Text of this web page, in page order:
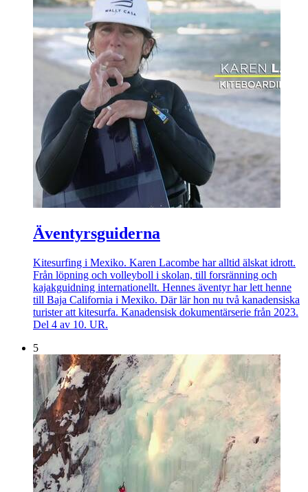
Äventyrsguiderna
Kitesurfing i Mexiko. Karen Lacombe har alltid älskat idrott.
Från löpning och volleyboll i skolan, till forsränning och
kajakguidning internationellt. Hennes äventyr har lett henne
till Baja California i Mexiko. Där lär hon nu två kanadensiska
turister att kitesurfa. Kanadensisk dokumentärserie från 2023.
Del 4 av 10. UR.
5